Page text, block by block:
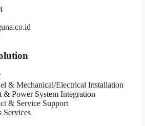
& Mechanical/Electrical Installation
& Power System Integration
& Service Support
Services